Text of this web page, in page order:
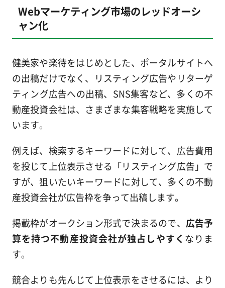
Webマーケティング市場のレッドオーシ
ャン化
健美家や楽待をはじめとした、ポータルサイトへ
の出稿だけでなく、リスティング広告やリターゲ
ティング広告への出稿、SNS集客など、多くの不
動産投資会社は、さまざまな集客戦略を実施して
います。
例えば、検索するキーワードに対して、広告費用
を投じて上位表示させる「リスティング広告」で
すが、狙いたいキーワードに対して、多くの不動
産投資会社が広告枠を争って出稿します。
掲載枠がオークション形式で決まるので、 広告予
算を持つ不動産投資会社が独占しやすく なりま
す。
競合よりも先んじて上位表示をさせるには、より